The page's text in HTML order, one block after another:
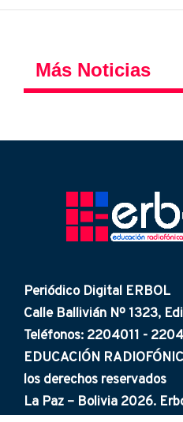
Más Noticias
Periódico Digital ERBOL
Calle Ballivián Nº 1323,
Teléfonos: 2204011 -
EDUCACIÓN
los derechos reservados
La Paz – Bolivia 2026.